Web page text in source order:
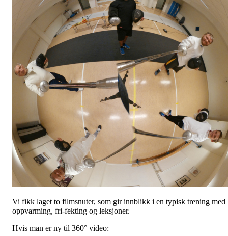
Vi fikk laget to filmsnuter, som gir innblikk i en typisk trening med
oppvarming, fri-fekting og leksjoner.
Hvis man er ny til 360° video: